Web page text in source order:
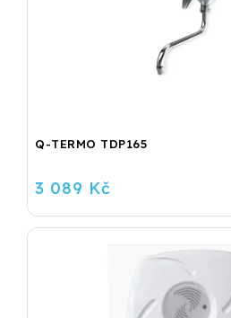
Q-TERMO TDP165
3 089 Kč